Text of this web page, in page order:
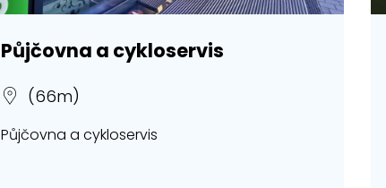
Půjčovna a cykloservis
(66m)
Půjčovna a cykloservis